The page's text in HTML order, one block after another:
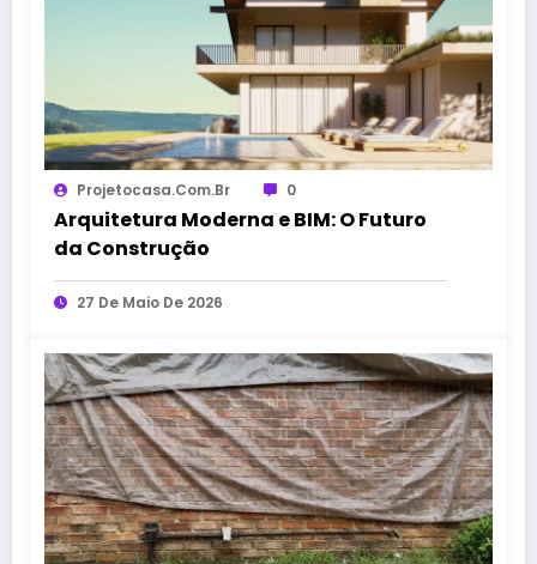
Projetocasa.com.br 0
Arquitetura Moderna e BIM: O Futuro
da Construção
27 De Maio De 2026